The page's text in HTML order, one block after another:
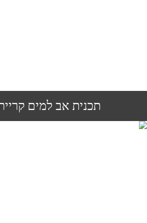
תכנית אב למים